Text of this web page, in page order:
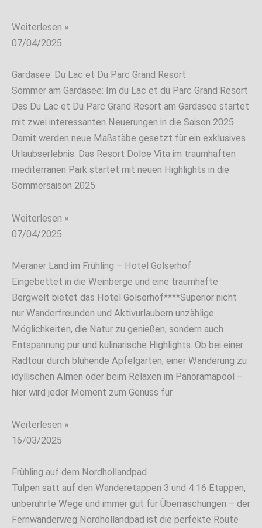
Weiterlesen »
07/04/2025
Gardasee: Du Lac et Du Parc Grand Resort
Sommer am Gardasee: Im du Lac et du Parc Grand Resort
Das Du Lac et Du Parc Grand Resort am Gardasee startet
mit zwei interessanten Neuerungen in die Saison 2025.
Damit werden neue Maßstäbe gesetzt für ein exklusives
Urlaubserlebnis. Das Resort Dolce Vita im traumhaften
mediterranen Park startet mit neuen Highlights in die
Sommersaison 2025
Weiterlesen »
07/04/2025
Meraner Land im Frühling – Hotel Golserhof
Eingebettet in die Weinberge und eine traumhafte
Bergwelt bietet das Hotel Golserhof****Superior nicht
nur Wanderfreunden und Aktivurlaubern unzählige
Möglichkeiten, die Natur zu genießen, sondern auch
Entspannung pur und kulinarische Highlights. Ob bei einer
Radtour durch blühende Apfelgärten, einer Wanderung zu
idyllischen Almen oder beim Relaxen im Panoramapool –
hier wird jeder Moment zum Genuss für
Weiterlesen »
16/03/2025
Frühling auf dem Nordhollandpad
Tulpen satt auf den Wanderetappen 3 und 4 16 Etappen,
unberührte Wege und immer gut für Überraschungen – der
Fernwanderweg Nordhollandpad ist die perfekte Route